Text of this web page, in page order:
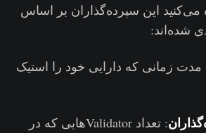
این سپرده‌گذاران بر اساس
شده‌اند:
مدت زمانی که دارایی خود را استیک
: تعداد Validatorهایی که در